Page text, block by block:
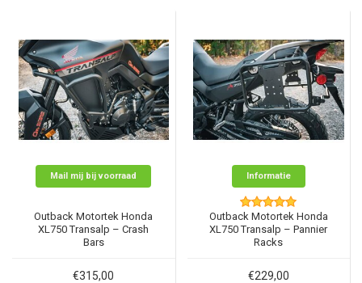
Mail mij bij voorraad
Outback Motortek Honda
XL750 Transalp – Crash
Bars
€315,00
Informatie
Outback Motortek Honda
XL750 Transalp – Pannier
Racks
€229,00